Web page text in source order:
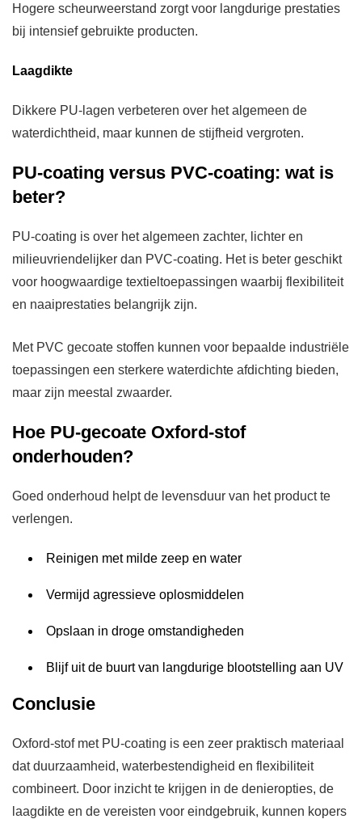
Hogere scheurweerstand zorgt voor langdurige prestaties
bij intensief gebruikte producten.
Laagdikte
Dikkere PU-lagen verbeteren over het algemeen de
waterdichtheid, maar kunnen de stijfheid vergroten.
PU-coating versus PVC-coating: wat is
beter?
PU-coating is over het algemeen zachter, lichter en
milieuvriendelijker dan PVC-coating. Het is beter geschikt
voor hoogwaardige textieltoepassingen waarbij flexibiliteit
en naaiprestaties belangrijk zijn.
Met PVC gecoate stoffen kunnen voor bepaalde industriële
toepassingen een sterkere waterdichte afdichting bieden,
maar zijn meestal zwaarder.
Hoe PU-gecoate Oxford-stof
onderhouden?
Goed onderhoud helpt de levensduur van het product te
verlengen.
Reinigen met milde zeep en water
Vermijd agressieve oplosmiddelen
Opslaan in droge omstandigheden
Blijf uit de buurt van langdurige blootstelling aan UV
Conclusie
Oxford-stof met PU-coating is een zeer praktisch materiaal
dat duurzaamheid, waterbestendigheid en flexibiliteit
combineert. Door inzicht te krijgen in de denieropties, de
laagdikte en de vereisten voor eindgebruik, kunnen kopers